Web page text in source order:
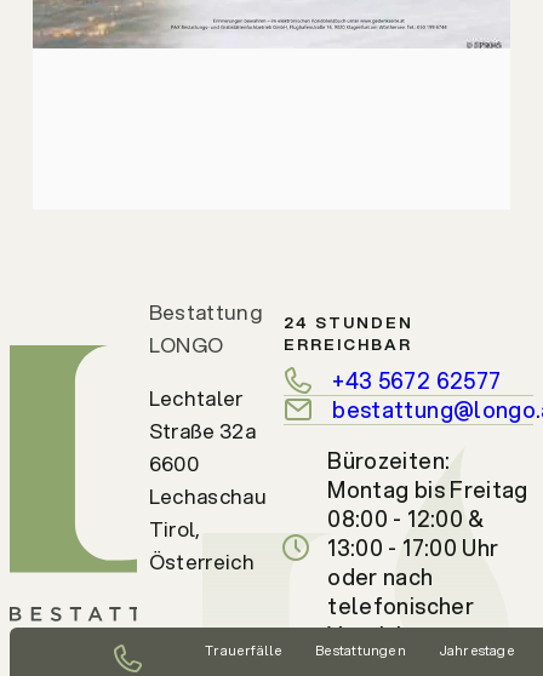
Trauerfälle Bestattungen Jahrestage
Bestattung
LONGO
Lechtaler
Straße 32a
6600
Lechaschau
Tirol,
Österreich
24 STUNDEN
ERREICHBAR
+43 5672 62577
Bürozeiten:
Montag bis Freitag
08:00 - 12:00 &
13:00 - 17:00 Uhr
oder nach
telefonischer
Vereinbarung